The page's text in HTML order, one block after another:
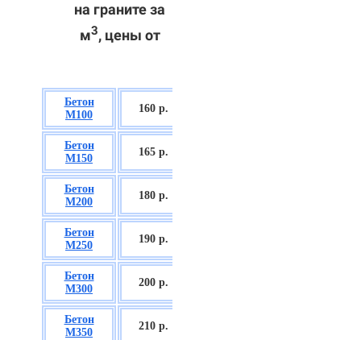
на граните за
м3, цены от
Бетон
М100
160 р.
Бетон
М150
165 р.
Бетон
М200
180 р.
Бетон
М250
190 р.
Бетон
М300
200 р.
Бетон
М350
210 р.